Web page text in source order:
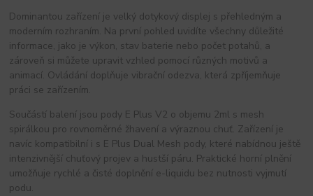
Dominantou zařízení je velký dotykový displej s přehledným a
moderním rozhraním. Na první pohled uvidíte všechny důležité
informace, jako je výkon, stav baterie nebo počet potahů, a
zároveň si můžete upravit vzhled pomocí různých motivů a
animací. Ovládání doplňuje vibrační odezva, která zpříjemňuje
práci se zařízením.
Součástí balení jsou pody E Plus V2 o objemu 2ml s mesh
spirálkou pro rovnoměrné žhavení a výraznou chuť. Zařízení je
navíc kompatibilní i s E Plus Dual Mesh pody, které nabídnou ještě
intenzivnější chuťový projev a hustší páru. Praktické horní plnění
umožňuje rychlé a čisté doplnění e-liquidu bez nutnosti vyjmutí
podu.